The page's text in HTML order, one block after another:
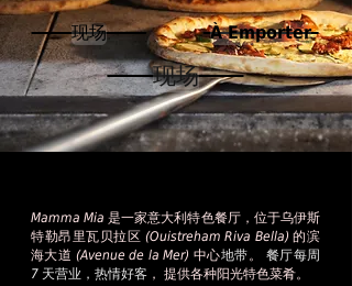
现场 À Emporter
现场
Mamma Mia 是一家意大利特色餐厅，位于乌伊斯
特勒昂里瓦贝拉区 (Ouistreham Riva Bella) 的滨
海大道 (Avenue de la Mer) 中心地带。
餐厅每周
7 天营业，热情好客 ， 提供各种阳光特色菜肴。